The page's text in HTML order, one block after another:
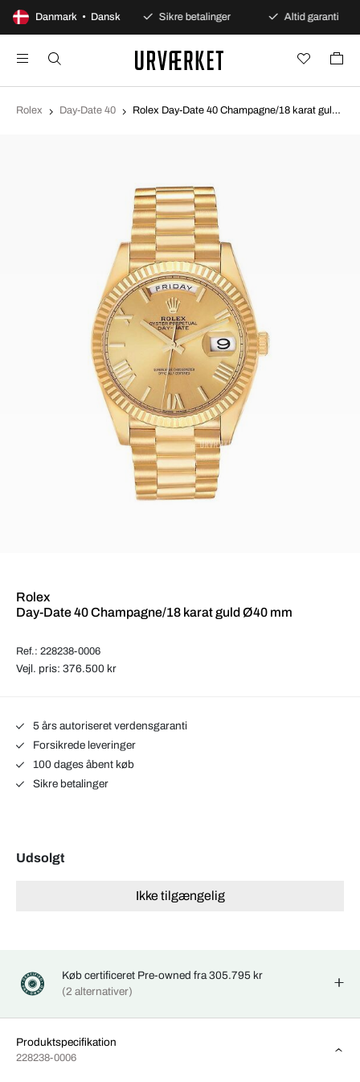
Danmark • Dansk
100 dages åbent køb Sikre betalinger Altid garanti
Rolex Day-Date 40 Rolex Day-Date 40 Champagne/18 karat guld Ø40 mm 228238-0006
Rolex
Day-Date 40 Champagne/18 karat guld Ø40 mm
Ref.: 228238-0006
Vejl. pris: 376.500 kr
5 års autoriseret verdensgaranti
Forsikrede leveringer
100 dages åbent køb
Sikre betalinger
Udsolgt
Ikke tilgængelig
Køb certificeret Pre-owned fra 305.795 kr
(2 alternativer)
Produktspecifikation
228238-0006